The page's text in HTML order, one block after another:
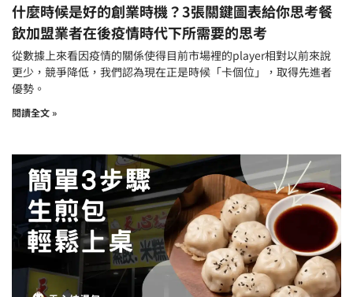
什麼時候是好的創業時機？3張關鍵圖表給你思考餐
飲加盟業者在後疫情時代下所需要的思考
從數據上來看因疫情的關係使得目前市場裡的player相對以前來說
更少，競爭降低，我們認為現在正是時候「卡個位」，取得先進者
優勢。
閱讀全文 »